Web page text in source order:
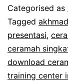
Categorised as
Tagged
presentasi,
ceramah
download
training center